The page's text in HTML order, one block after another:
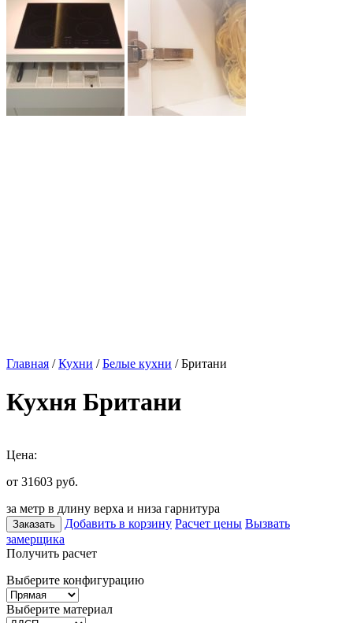
Главная /Кухни /Белые кухни / Британи
Кухня Британи
Цена:
от 31603 руб.
за метр в длину верха и низа гарнитура
Заказать Добавить в корзину Расчет цены Вызвать
замерщика
Получить расчет
Выберите конфигурацию
Выберите материал